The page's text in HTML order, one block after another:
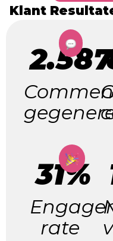
Klant
2.587
31%
rate